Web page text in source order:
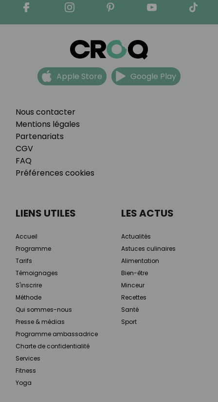
Nous contacter
Mentions légales
Partenariats
CGV
FAQ
Préférences cookies
Apple Store Google Play
LIENS UTILES
Accueil
Programme
Tarifs
Témoignages
S'inscrire
Méthode
Qui sommes-nous
Presse & médias
Programme ambassadrice
Charte de confidentialité
Services
Fitness
Yoga
LES ACTUS
Actualités
Astuces culinaires
Alimentation
Bien-être
Minceur
Recettes
Santé
Sport